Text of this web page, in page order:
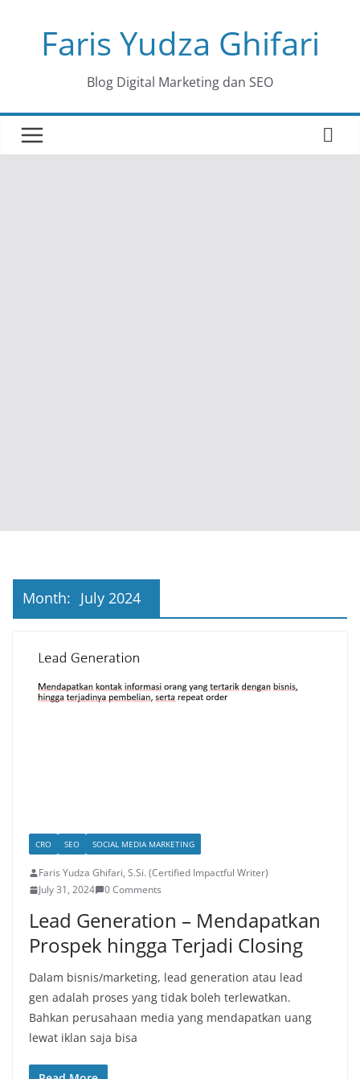
contentFaris Yudza Ghifari
Blog Digital Marketing dan SEO
Month: July 2024
CRO SEO SOCIAL MEDIA MARKETING
Faris Yudza Ghifari, S.Si. (Certified Impactful Writer)
July 31, 2024
0 Comments
Lead Generation – Mendapatkan
Prospek hingga Terjadi Closing
Dalam bisnis/marketing, lead generation atau lead
gen adalah proses yang tidak boleh terlewatkan.
Bahkan perusahaan media yang mendapatkan uang
lewat iklan saja bisa